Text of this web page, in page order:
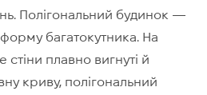
Полігональний будинок —
багатокутника. На
стіни плавно вигнуті й
криву, полігональний